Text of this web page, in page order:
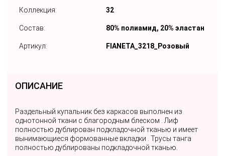
Коллекция: 32
Состав: 80% полиамид, 20% эластан
Артикул: FIANETA_3218_Розовый
ОПИСАНИЕ
Раздельный купальник без каркасов выполнен из
однотонной ткани с благородным блеском . Лиф
полностью дублирован подкладочной тканью и имеет
вынимающиеся формованные вкладки . Трусы танга
полностью дублированы подкладочной тканью.